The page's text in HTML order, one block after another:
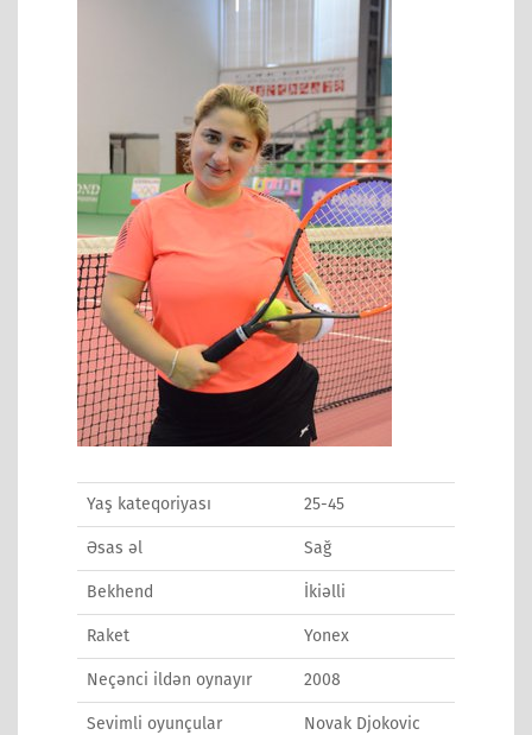
Yaş kateqoriyası 25-45
Əsas əl Sağ
Bekhend İkiəlli
Raket Yonex
Neçənci ildən oynayır 2008
Sevimli oyunçular Novak Djokovic